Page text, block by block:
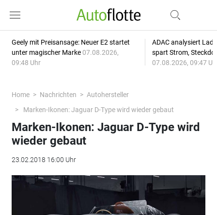
Geely mit Preisansage: Neuer E2 startet
unter magischer Marke 07.08.2026,
09:48 Uhr
ADAC analysiert
spart Strom,
07.08.2026, 09:47
Home Nachrichten
Autohersteller
Marken-Ikonen: Jaguar D-Type wird wieder gebaut
Marken-Ikonen: Jaguar D-Type wird
wieder gebaut
23.02.2018 16:00 Uhr